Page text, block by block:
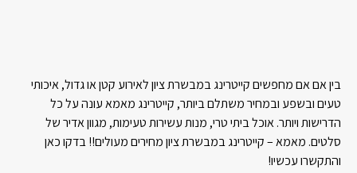
בין אם אם מחפשים קייטרינג במבשרת ציון לאירוע קטן או גדול, איכותי
טעים ובשפע ובמחיר משתלם ביותר, קייטרינג מאמא עונה על כל
הדרישות ויותר. אוכל ביתי טרי, מנות עשירות טעימות, מגוון אדיר של
סלטים. מאמא – קייטרינג במבשרת ציון מחירים מעולים!! בדקו כאן
והתקשרו עכשיו!